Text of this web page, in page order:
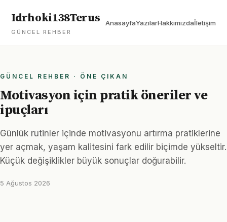
Idrhoki138Terus
GÜNCEL REHBER
AnasayfaYazılarHakkımızdaİletişim
GÜNCEL REHBER · ÖNE ÇIKAN
Motivasyon için pratik öneriler ve
ipuçları
Günlük rutinler içinde motivasyonu artırma pratiklerine
yer açmak, yaşam kalitesini fark edilir biçimde yükseltir.
Küçük değişiklikler büyük sonuçlar doğurabilir.
5 Ağustos 2026